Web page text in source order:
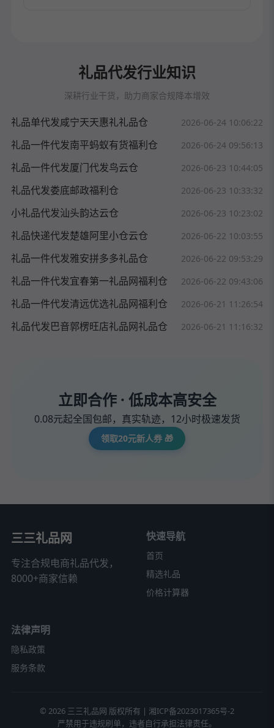
礼品代发行业知识
深耕行业干货，助力商家合规降本增效
礼品单代发咸宁天天惠礼礼品仓 2026-06-24 10:06:22
礼品一件代发南平蚂蚁有货福利仓 2026-06-24 09:56:13
礼品一件代发厦门代发鸟云仓 2026-06-23 10:44:05
礼品代发娄底邮政福利仓 2026-06-23 10:33:32
小礼品代发汕头韵达云仓 2026-06-23 10:23:02
礼品快递代发楚雄阿里小仓云仓 2026-06-22 10:03:55
礼品一件代发雅安拼多多礼品仓 2026-06-22 09:53:29
礼品一件代发宜春第一礼品网福利仓 2026-06-22 09:43:06
礼品一件代发清远优选礼品网福利仓 2026-06-21 11:26:54
礼品代发巴音郭楞旺店礼品网礼品仓 2026-06-21 11:16:32
立即合作 · 低成本高安全
0.08元起全国包邮，真实轨迹，12小时极速发货
领取20元新人券 🎁
三三礼品网
专注合规电商礼品代发，
8000+商家信赖
快速导航
首页
精选礼品
价格计算器
法律声明
隐私政策
服务条款
© 2026 三三礼品网 版权所有 | 湘ICP备2023017365号-2
严禁用于违规刷单，违者自行承担法律责任。